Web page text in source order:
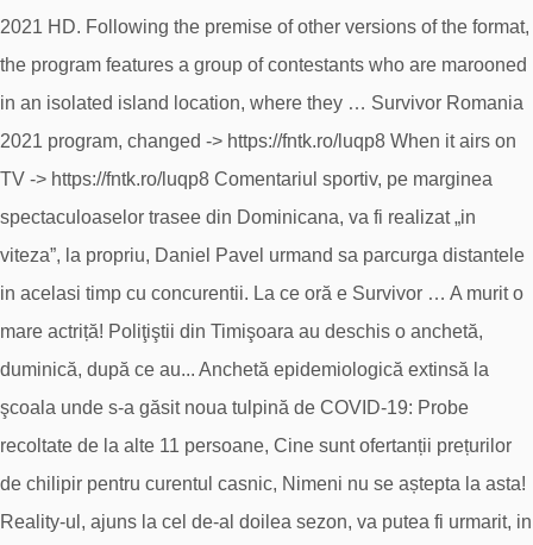
2021 HD. Following the premise of other versions of the format,
the program features a group of contestants who are marooned
in an isolated island location, where they … Survivor Romania
2021 program, changed -> https://fntk.ro/luqp8 When it airs on
TV -> https://fntk.ro/luqp8 Comentariul sportiv, pe marginea
spectaculoaselor trasee din Dominicana, va fi realizat „in
viteza”, la propriu, Daniel Pavel urmand sa parcurga distantele
in acelasi timp cu concurentii. La ce oră e Survivor … A murit o
mare actriță! Poliţiştii din Timişoara au deschis o anchetă,
duminică, după ce au... Anchetă epidemiologică extinsă la
şcoala unde s-a găsit noua tulpină de COVID-19: Probe
recoltate de la alte 11 persoane, Cine sunt ofertanții prețurilor
de chilipir pentru curentul casnic, Nimeni nu se aștepta la asta!
Reality-ul, ajuns la cel de-al doilea sezon, va putea fi urmarit, in